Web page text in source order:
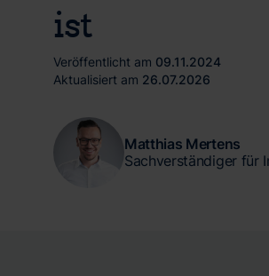
ist
Veröffentlicht am 09.11.2024
Aktualisiert am 26.07.2026
Matthias Mertens
Sachverständiger für